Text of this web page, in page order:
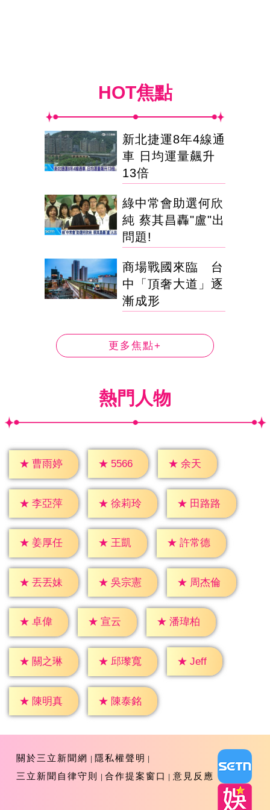
HOT焦點
新北捷運8年4線通
車 日均運量飆升
13倍
綠中常會助選何欣
純 蔡其昌轟"盧"出
問題!
商場戰國來臨 台
中「頂奢大道」逐
漸成形
更多焦點+
熱門人物
★ 曹雨婷 ★ 5566 ★ 余天
★ 李亞萍 ★ 徐莉玲 ★ 田路路
★ 姜厚任 ★ 王凱 ★ 許常德
★ 丟丟妹 ★ 吳宗憲 ★ 周杰倫
★ 卓偉 ★ 宣云 ★ 潘瑋柏
★ 關之琳 ★ 邱瓈寬 ★ Jeff
★ 陳明真 ★ 陳泰銘
關於三立新聞網
隱私權聲明
三立新聞自律守則
合作提案窗口 意見反應